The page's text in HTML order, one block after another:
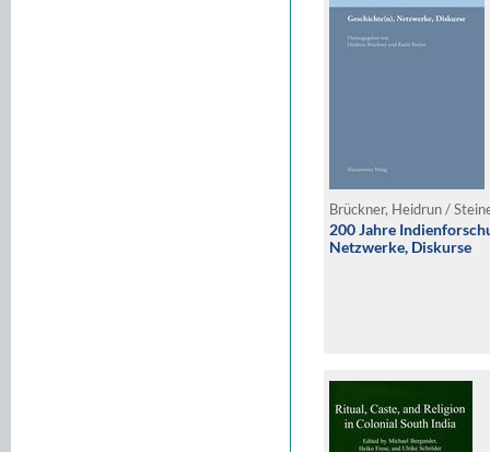
Brückner, Heidrun /
200 Jahre
Netzwerke, Diskurse